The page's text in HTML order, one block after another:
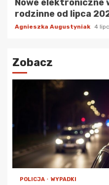
Nowe elektroniczne
rodzinne od lipca
Agnieszka Augustyniak 4
Zobacz
POLICJA WYPADKI